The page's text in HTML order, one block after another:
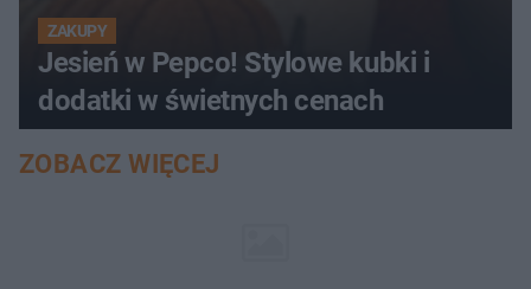
ZAKUPY
Jesień w Pepco! Stylowe kubki i
dodatki w świetnych cenach
ZOBACZ WIĘCEJ